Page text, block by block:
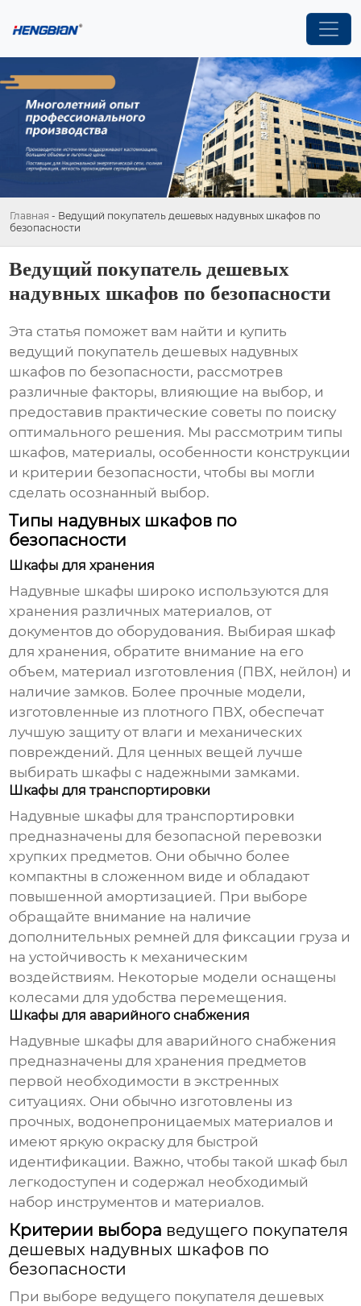
Главная - Ведущий покупатель дешевых надувных шкафов по
безопасности
Ведущий покупатель дешевых
надувных шкафов по безопасности
Эта статья поможет вам найти и купить
ведущий покупатель дешевых надувных
шкафов по безопасности, рассмотрев
различные факторы, влияющие на выбор, и
предоставив практические советы по поиску
оптимального решения. Мы рассмотрим типы
шкафов, материалы, особенности конструкции
и критерии безопасности, чтобы вы могли
сделать осознанный выбор.
Типы надувных шкафов по
безопасности
Шкафы для хранения
Надувные шкафы широко используются для
хранения различных материалов, от
документов до оборудования. Выбирая шкаф
для хранения, обратите внимание на его
объем, материал изготовления (ПВХ, нейлон) и
наличие замков. Более прочные модели,
изготовленные из плотного ПВХ, обеспечат
лучшую защиту от влаги и механических
повреждений. Для ценных вещей лучше
выбирать шкафы с надежными замками.
Шкафы для транспортировки
Надувные шкафы для транспортировки
предназначены для безопасной перевозки
хрупких предметов. Они обычно более
компактны в сложенном виде и обладают
повышенной амортизацией. При выборе
обращайте внимание на наличие
дополнительных ремней для фиксации груза и
на устойчивость к механическим
воздействиям. Некоторые модели оснащены
колесами для удобства перемещения.
Шкафы для аварийного снабжения
Надувные шкафы для аварийного снабжения
предназначены для хранения предметов
первой необходимости в экстренных
ситуациях. Они обычно изготовлены из
прочных, водонепроницаемых материалов и
имеют яркую окраску для быстрой
идентификации. Важно, чтобы такой шкаф был
легкодоступен и содержал необходимый
набор инструментов и материалов.
Критерии выбора ведущего покупателя
дешевых надувных шкафов по
безопасности
При выборе ведущего покупателя дешевых